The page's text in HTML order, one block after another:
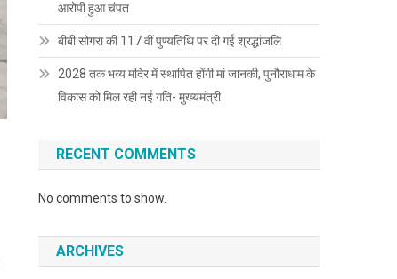
आरोपी हुआ चंपत
बीबी सोगरा की 117 वीं पुण्यतिथि पर दी गई श्रद्धांजलि
2028 तक भव्य मंदिर में स्थापित होंगी मां जानकी, पुनौराधाम के
विकास को मिल रही नई गति- मुख्यमंत्री
RECENT COMMENTS
No comments to show.
ARCHIVES